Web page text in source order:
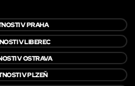
V PRAHA
V LIBEREC
V OSTRAVA
V PLZEŇ